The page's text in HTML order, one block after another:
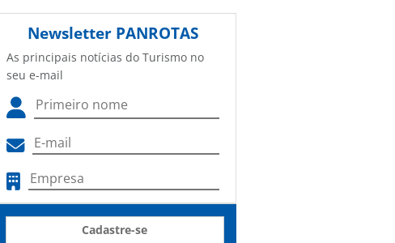
Newsletter PANROTAS
As principais notícias do Turismo no
seu e-mail
Cadastre-se